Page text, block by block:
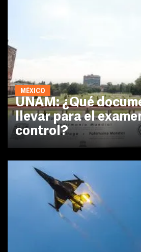
MÉXICO
UNAM: ¿Qué
llevar para el
control?